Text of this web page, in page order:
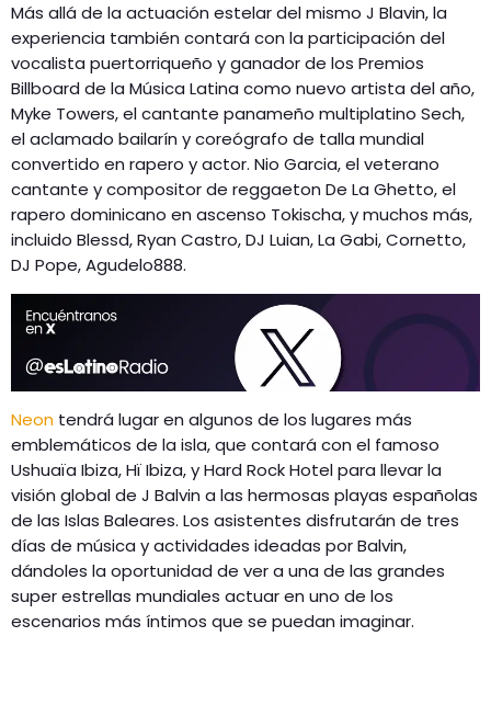
Más allá de la actuación estelar del mismo J Blavin, la
experiencia también contará con la participación del
vocalista puertorriqueño y ganador de los Premios
Billboard de la Música Latina como nuevo artista del año,
Myke Towers, el cantante panameño multiplatino Sech,
el aclamado bailarín y coreógrafo de talla mundial
convertido en rapero y actor. Nio Garcia, el veterano
cantante y compositor de reggaeton De La Ghetto, el
rapero dominicano en ascenso Tokischa, y muchos más,
incluido Blessd, Ryan Castro, DJ Luian, La Gabi, Cornetto,
DJ Pope, Agudelo888.
Neon tendrá lugar en algunos de los lugares más
emblemáticos de la isla, que contará con el famoso
Ushuaïa Ibiza, Hï Ibiza, y Hard Rock Hotel para llevar la
visión global de J Balvin a las hermosas playas españolas
de las Islas Baleares. Los asistentes disfrutarán de tres
días de música y actividades ideadas por Balvin,
dándoles la oportunidad de ver a una de las grandes
super estrellas mundiales actuar en uno de los
escenarios más íntimos que se puedan imaginar.